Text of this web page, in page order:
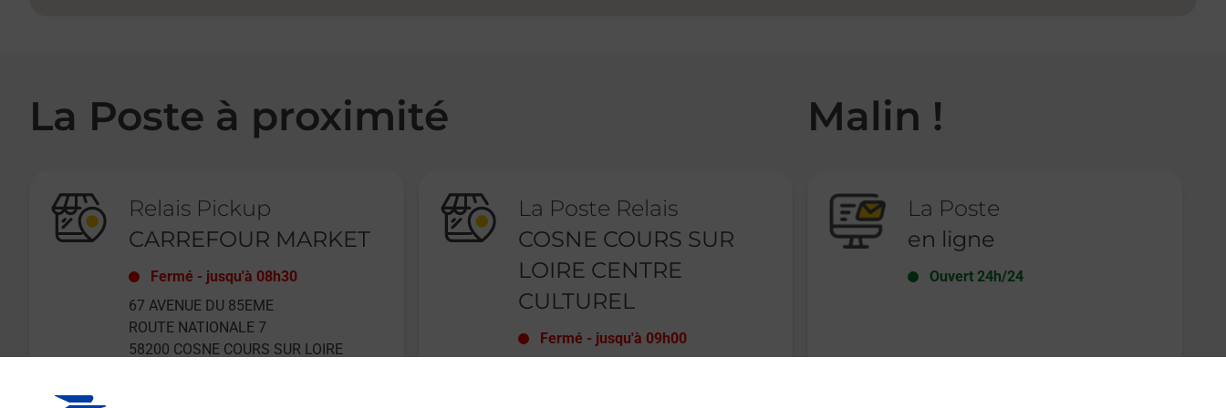
La Poste à proximité
Relais Pickup
CARREFOUR MARKET
Fermé - jusqu'à 08h30
67 AVENUE DU 85EME
ROUTE NATIONALE 7
58200 COSNE COURS SUR LOIRE
La Poste Relais
COSNE COURS SUR
LOIRE CENTRE
CULTUREL
Fermé - jusqu'à 09h00
Malin !
La Poste
en ligne
Ouvert 24h/24